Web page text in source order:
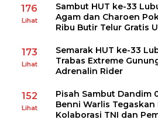
176
Lihat
Sambut HUT ke-33
Agam dan Charoen
Ribu Butir Telur Gratis
173
Lihat
Semarak HUT ke-33
Trabas Extreme
Adrenalin Rider
152
Lihat
Pisah Sambut Dandim
Benni Warlis
Kolaborasi TNI dan